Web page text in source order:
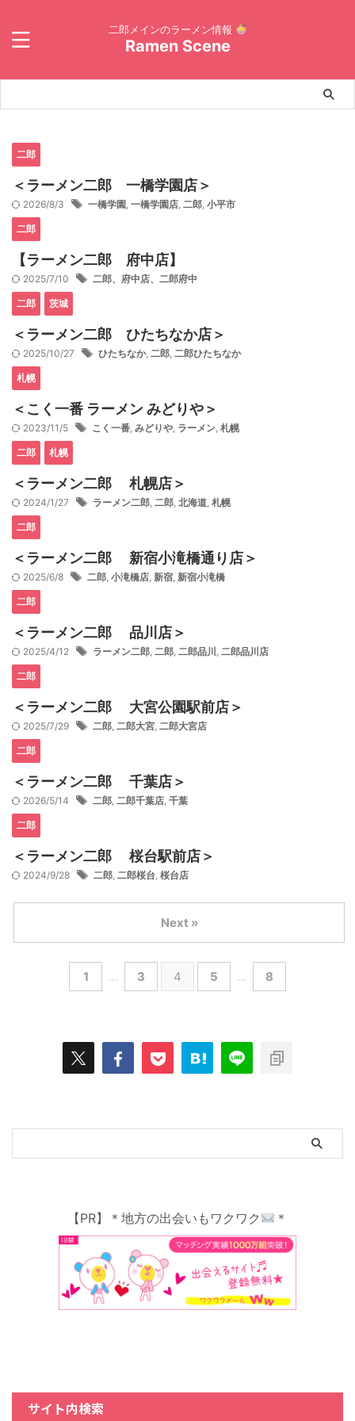
二郎メインのラーメン情報
Ramen Scene
二郎
＜ラーメン二郎 一橋学園店＞
2026/8/3 一橋学園 , 一橋学園店, 二郎, 小平市
二郎
【ラーメン二郎 府中店】
2025/7/10 二郎、府中店、二郎府中
二郎 茨城
＜ラーメン二郎 ひたちなか店＞
2025/10/27 ひたちなか, 二郎, 二郎ひたちなか
札幌
＜こく一番 ラーメン みどりや＞
2023/11/5 こく一番, みどりや, ラーメン, 札幌
二郎 札幌
＜ラーメン二郎 札幌店＞
2024/1/27 ラーメン二郎, 二郎, 北海道, 札幌
二郎
＜ラーメン二郎 新宿小滝橋通り店＞
2025/6/8 二郎, 小滝橋店, 新宿, 新宿小滝橋
二郎
＜ラーメン二郎 品川店＞
2025/4/12 ラーメン二郎, 二郎, 二郎品川 , 二郎品川店
二郎
＜ラーメン二郎 大宮公園駅前店＞
2025/7/29 二郎, 二郎大宮, 二郎大宮店
二郎
＜ラーメン二郎 千葉店＞
2026/5/14 二郎, 二郎千葉店, 千葉
二郎
＜ラーメン二郎 桜台駅前店＞
2024/9/28 二郎, 二郎桜台, 桜台店
1 … 3 4 5 … 8
Next »
【PR】＊地方の出会いもワクワク ＊
サイト内検索